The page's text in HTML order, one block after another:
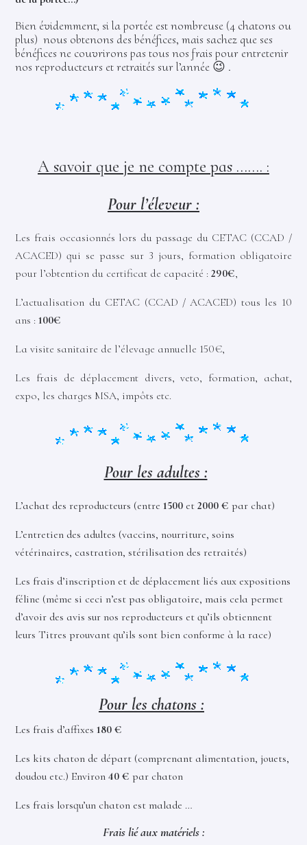
Bien évidemment, si la portée est nombreuse (4 chatons ou
plus) nous obtenons des bénéfices, mais sachez que ses
bénéfices ne couvrirons pas tous nos frais pour entretenir
nos reproducteurs et retraités sur l’année 😉 .
A savoir que je ne compte pas ……. :
Pour l’éleveur :
Les frais occasionnés lors du passage du CETAC (CCAD /
ACACED) qui se passe sur 3 jours, formation obligatoire
pour l’obtention du certificat de capacité :290€,
L’actualisation du CETAC (CCAD / ACACED) tous les 10
ans :100€
La visite sanitaire de l’élevage annuelle 150€,
Les frais de déplacement divers, veto, formation, achat,
expo, les charges MSA, impôts etc.
Pour les adultes :
L’achat des reproducteurs (entre1500 et2000 €par chat)
L’entretien des adultes (vaccins, nourriture, soins
vétérinaires, castration, stérilisation des retraités)
Les frais d’inscription et de déplacement liés aux expositions
féline (même si ceci n’est pas obligatoire, mais cela permet
d’avoir des avis sur nos reproducteurs et qu’ils obtiennent
leurs Titres prouvant qu’ils sont bien conforme à la race)
Pour les chatons :
Les frais d’affixes 180 €
Les kits chaton de départ (comprenant alimentation, jouets,
doudou etc.) Environ40 € par chaton
Les frais lorsqu’un chaton est malade …
Frais lié aux matériels :